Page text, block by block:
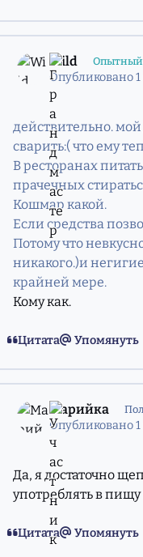
Wild Опытный
Опубликовано
действительно.
сварить:( что ему
В ресторанах
прачечных
Кошмар какой.
Если средства
Потому что
никакого.)и
крайней мере.
Кому как.
Цитата Упомянуть
Марийка
Опубликовано
Да, я достаточно
употреблять в пищу
Цитата Упомянуть